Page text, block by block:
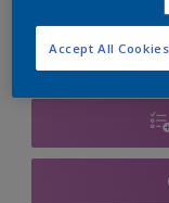
Accept All Cookies